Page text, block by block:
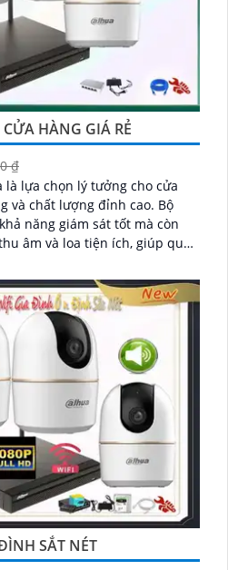
HÀNG GIÁ RẺ
₫
là lựa chọn lý tưởng cho cửa
chất lượng đỉnh cao. Bộ
năng giám sát tốt mà còn
âm và loa tiện ích, giúp quản
SẮT NÉT